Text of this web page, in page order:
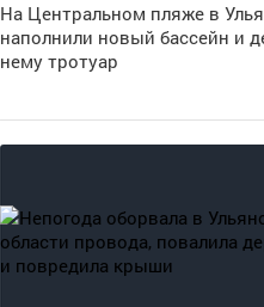
На Центральном пляже в
наполнили новый бассейн и
нему тротуар